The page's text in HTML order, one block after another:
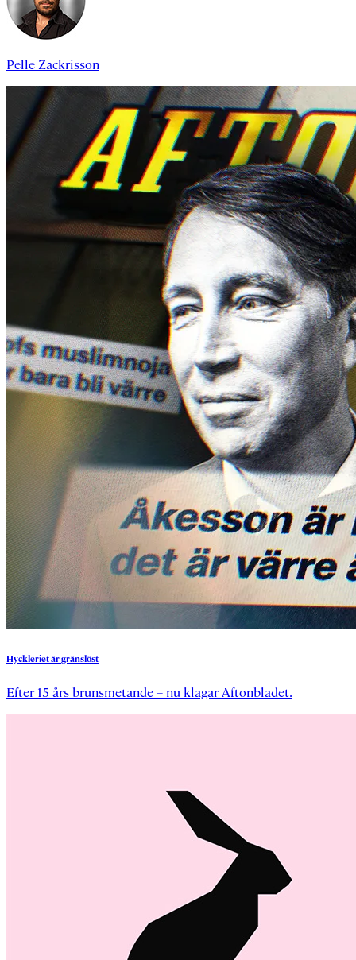
Pelle Zackrisson
Hycklerietärgränslöst
Efter 15 års brunsmetande – nu klagar Aftonbladet.